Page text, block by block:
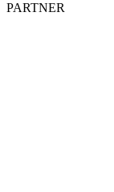
PARTNER